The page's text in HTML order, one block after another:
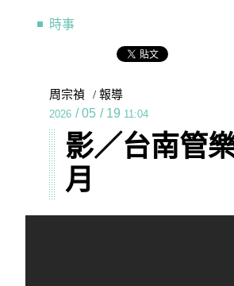
時事
周宗禎 / 報導
2026 / 05 / 19 11:04
影／台南管
月